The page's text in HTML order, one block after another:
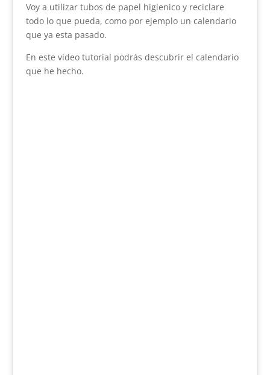
Voy a utilizar tubos de papel higienico y reciclare
todo lo que pueda, como por ejemplo un calendario
que ya esta pasado.
En este vídeo tutorial podrás descubrir el calendario
que he hecho.